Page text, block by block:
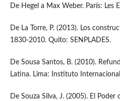
De Hegel a Max Weber. París: Les
De La Torre, P. (2013). Los
1830-2010. Quito: SENPLADES.
De Sousa Santos, B. (2010).
Latina. Lima: Instituto
De Souza Silva, J. (2005). El Poder